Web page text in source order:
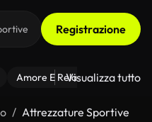
Registrazione
Amore E Relazioni Il
Visualizza tutto
Attrezzature Sportive